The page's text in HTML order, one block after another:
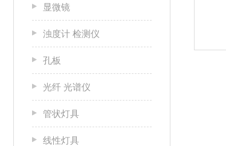
显微镜
浊度计 检测仪
孔板
光纤 光谱仪
管状灯具
线性灯具